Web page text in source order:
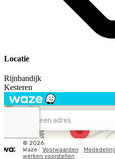
Locatie
Rijnbandijk
Kesteren